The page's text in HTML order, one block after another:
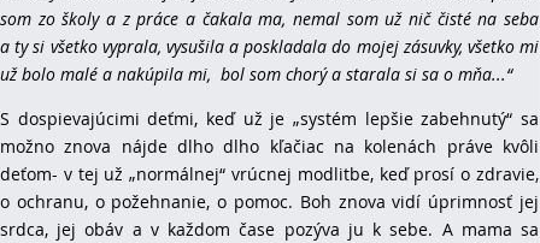
som zo školy a z práce a čakala ma, nemal som už nič čisté na seba
a ty si všetko vyprala, vysušila a poskladala do mojej zásuvky, všetko mi
už bolo malé a nakúpila mi, bol som chorý a starala si sa o mňa...“
S dospievajúcimi deťmi, keď už je „systém lepšie zabehnutý“ sa
možno znova nájde dlho dlho kľačiac na kolenách práve kvôli
deťom- v tej už „normálnej“ vrúcnej modlitbe, keď prosí o zdravie,
o ochranu, o požehnanie, o pomoc. Boh znova vidí úprimnosť jej
srdca, jej obáv a v každom čase pozýva ju k sebe. A mama sa